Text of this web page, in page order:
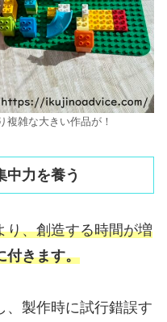
複雑な大きい作品が！
力を養う
り、創造する時間が増
付きます。
、製作時に試行錯誤す